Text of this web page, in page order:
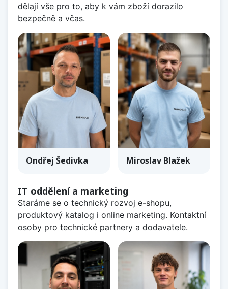
dělají vše pro to, aby k vám zboží dorazilo
bezpečně a včas.
Ondřej Šedivka Miroslav Blažek
IT oddělení a marketing
Staráme se o technický rozvoj e-shopu,
produktový katalog i online marketing. Kontaktní
osoby pro technické partnery a dodavatele.